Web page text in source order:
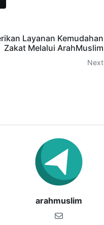
Layanan Kemudahan
Zakat Melalui ArahMuslim
Next
arahmuslim